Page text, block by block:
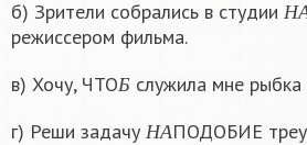
б) Зрители собрались в студии Н
режиссером фильма.
в) Хочу, ЧТО Б
служила мне рыбка
г) Реши задачу
НА ПОДОБИЕ